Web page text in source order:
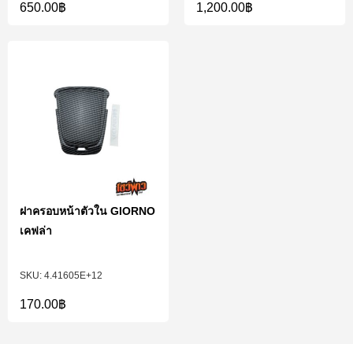
650.00฿ 1,200.00฿
4.41605E+12
ฝาครอบหน้าตัวใน GIORNO
เคฟล่า
170.00฿